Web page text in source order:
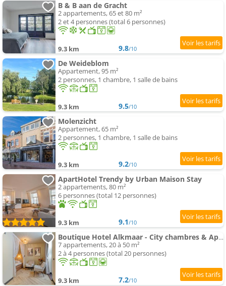
B & B aan de Gracht
2 appartements, 65 et 80 m²
2 et 4 personnes (total 6 personnes)
9.3 km 9.8/10
De Weideblom
Appartement, 95 m²
2 personnes, 1 chambre, 1 salle de bains
9.3 km 9.5/10
Molenzicht
Appartement, 65 m²
2 personnes, 1 chambre, 1 salle de bains
9.3 km 9.2/10
ApartHotel Trendy by Urban Maison Stay
2 appartements, 80 m²
6 personnes (total 12 personnes)
9.3 km 9.1/10
Boutique Hotel Alkmaar - City chambres & Apartments
7 appartements, 20 à 50 m²
2 à 4 personnes (total 20 personnes)
9.3 km 7.2/10